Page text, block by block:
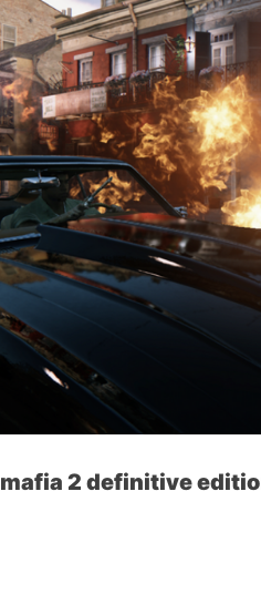
mafia 2 definitive